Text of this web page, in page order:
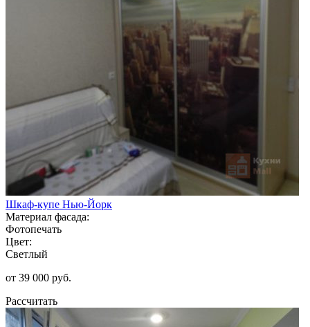
Шкаф-купе Нью-Йорк
Материал фасада:
Фотопечать
Цвет:
Светлый
от 39 000 руб.
Рассчитать